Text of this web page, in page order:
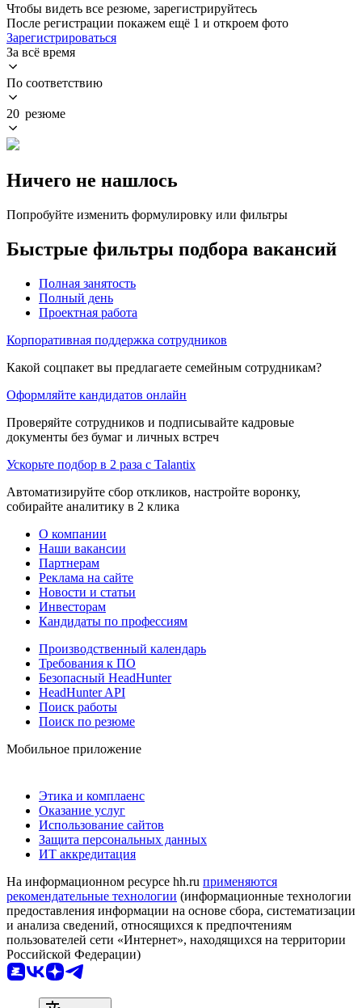
Чтобы видеть все резюме, зарегистрируйтесь
После регистрации покажем ещё 1 и откроем фото
Зарегистрироваться
За всё время
По соответствию
20 резюме
Ничего не нашлось
Попробуйте изменить формулировку или фильтры
Быстрые фильтры подбора вакансий
Полная занятость
Полный день
Проектная работа
Корпоративная поддержка сотрудников
Какой соцпакет вы предлагаете семейным сотрудникам?
Оформляйте кандидатов онлайн
Проверяйте сотрудников и подписывайте кадровые
документы без бумаг и личных встреч
Ускорьте подбор в 2 раза с Talantix
Автоматизируйте сбор откликов, настройте воронку,
собирайте аналитику в 2 клика
О компании
Наши вакансии
Партнерам
Реклама на сайте
Новости и статьи
Инвесторам
Кандидаты по профессиям
Производственный календарь
Требования к ПО
Безопасный HeadHunter
HeadHunter API
Поиск работы
Поиск по резюме
Мобильное приложение
Этика и комплаенс
Оказание услуг
Использование сайтов
Защита персональных данных
ИТ аккредитация
На информационном ресурсе hh.ru применяются
рекомендательные технологии (информационные технологии
предоставления информации на основе сбора, систематизации
и анализа сведений, относящихся к предпочтениям
пользователей сети «Интернет», находящихся на территории
Российской Федерации)